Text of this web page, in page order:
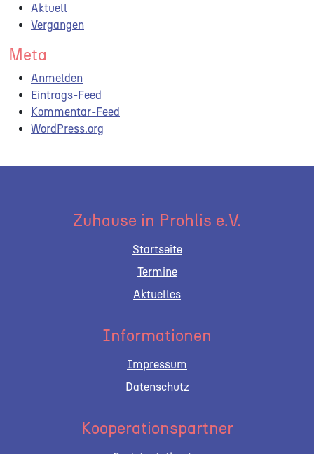
Aktuell
Vergangen
Meta
Anmelden
Eintrags-Feed
Kommentar-Feed
WordPress.org
Zuhause in Prohlis e.V.
Startseite
Termine
Aktuelles
Informationen
Impressum
Datenschutz
Kooperationspartner